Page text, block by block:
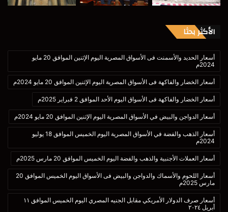
الأكثر بحثا
أسعار الحديد والأسمنت فى الأسواق المصرية اليوم الإثنين الموافق 20 مايو
2024م
أسعار الخضار والفاكهة فى الأسواق المصرية اليوم الإثنين الموافق 20 مايو 2024م
أسعار الخضار والفاكهة فى الأسواق اليوم الأحد الموافق 2 فبراير 2025م
أسعار الدواجن والبيض في الأسواق المصرية اليوم الإثنين الموافق 20 مايو 2024م
أسعار الذهب والفضة في الأسواق المصرية اليوم الخميس الموافق 18 يوليو
2024م
أسعار العملات الأجنبية والذهب والفضة اليوم الخميس الموافق 20 مارس 2025م
أسعار اللحوم والأسماك والدواجن والبيض فى الأسواق اليوم الخميس الموافق 20
مارس 2025م
أسعار صرف الدولار الأمريكي مقابل الجنيه المصري اليوم الخميس الموافق ١١
أبريل ٢٠٢٤